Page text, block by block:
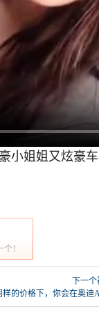
小姐姐又炫豪
！
下一
样的价格下，你会在奥迪